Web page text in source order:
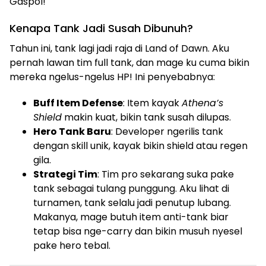
Kenapa Tank Jadi Susah Dibunuh?
Tahun ini, tank lagi jadi raja di Land of Dawn. Aku
pernah lawan tim full tank, dan mage ku cuma bikin
mereka ngelus-ngelus HP! Ini penyebabnya:
Buff Item Defense: Item kayakAthena’s
Shield makin kuat, bikin tank susah dilupas.
Hero Tank Baru: Developer ngerilis tank
dengan skill unik, kayak bikin shield atau regen
gila.
Strategi Tim: Tim pro sekarang suka pake
tank sebagai tulang punggung. Aku lihat di
turnamen, tank selalu jadi penutup lubang.
Makanya, mage butuh item anti-tank biar
tetap bisa nge-carry dan bikin musuh nyesel
pake hero tebal.